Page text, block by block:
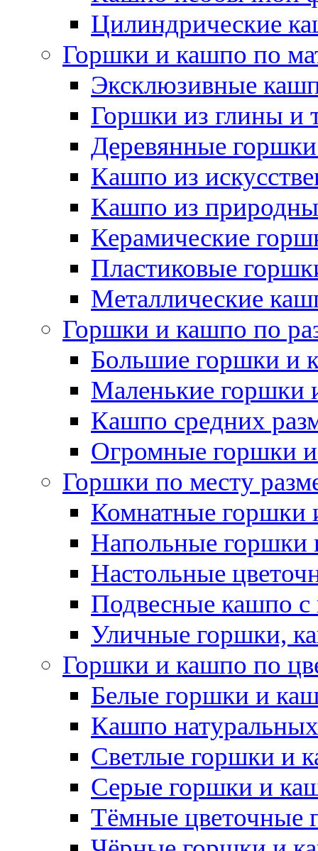
Цилиндрические
Горшки и кашпо по
Эксклюзивные
Горшки из глины и
Деревянные
Кашпо из
Кашпо из
Керамические
Пластиковые
Металлические
Горшки и кашпо по
Большие горшки и
Маленькие горшки
Кашпо средних
Огромные горшки
Горшки по месту
Комнатные горшки
Напольные горшки
Настольные
Подвесные кашпо с
Уличные горшки,
Горшки и кашпо по
Белые горшки и
Кашпо
Светлые горшки и
Серые горшки и
Тёмные цветочные